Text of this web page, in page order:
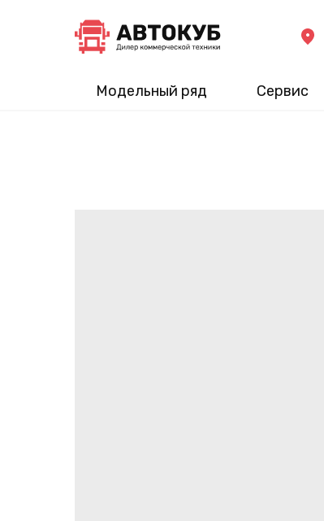
Модельный ряд Сервис